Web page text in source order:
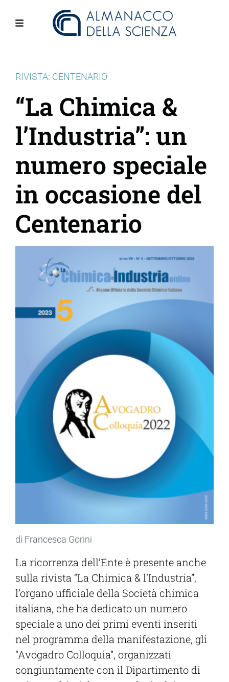
RIVISTA: CENTENARIO
“La Chimica &
l’Industria”: un
numero speciale
in occasione del
Centenario
di Francesca Gorini
La ricorrenza dell’Ente è presente anche
sulla rivista “La Chimica & l’Industria”,
l’organo ufficiale della Società chimica
italiana, che ha dedicato un numero
speciale a uno dei primi eventi inseriti
nel programma della manifestazione, gli
“Avogadro Colloquia”, organizzati
congiuntamente con il Dipartimento di